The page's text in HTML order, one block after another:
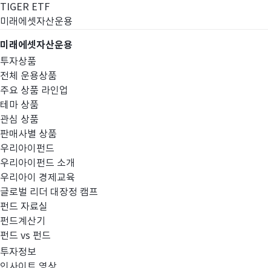
TIGER ETF
미래에셋자산운용
미래에셋자산운용
투자상품
전체 운용상품
주요 상품 라인업
테마 상품
관심 상품
판매사별 상품
우리아이펀드
우리아이펀드 소개
우리아이 경제교육
글로벌 리더 대장정 캠프
펀드 자료실
펀드계산기
펀드 vs 펀드
투자정보
공지사항